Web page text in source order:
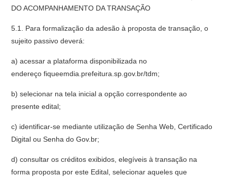
DO ACOMPANHAMENTO DA TRANSAÇÃO
5.1. Para formalização da adesão à proposta de transação, o
sujeito passivo deverá:
a) acessar a plataforma disponibilizada no
endereço fiqueemdia.prefeitura.sp.gov.br/tdm;
b) selecionar na tela inicial a opção correspondente ao
presente edital;
c) identificar-se mediante utilização de Senha Web, Certificado
Digital ou Senha do Gov.br;
d) consultar os créditos exibidos, elegíveis à transação na
forma proposta por este Edital, selecionar aqueles que